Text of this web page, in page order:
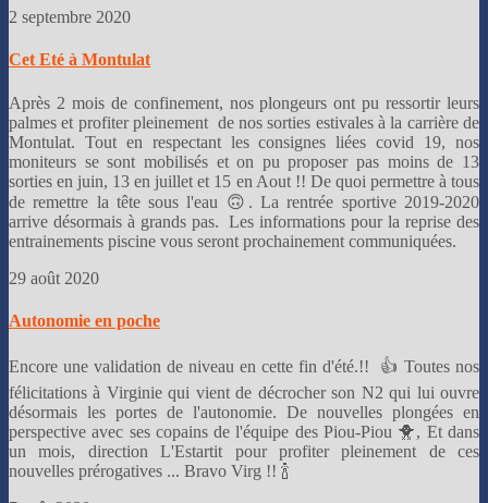
2 septembre 2020
Cet Eté à Montulat
Après 2 mois de confinement, nos plongeurs ont pu ressortir leurs
palmes et profiter pleinement de nos sorties estivales à la carrière de
Montulat. Tout en respectant les consignes liées covid 19, nos
moniteurs se sont mobilisés et on pu proposer pas moins de 13
sorties en juin, 13 en juillet et 15 en Aout !! De quoi permettre à tous
de remettre la tête sous l'eau 🙃. La rentrée sportive 2019-2020
arrive désormais à grands pas. Les informations pour la reprise des
entrainements piscine vous seront prochainement communiquées.
29 août 2020
Autonomie en poche
Encore une validation de niveau en cette fin d'été.!! 👍 Toutes nos
félicitations à Virginie qui vient de décrocher son N2 qui lui ouvre
désormais les portes de l'autonomie. De nouvelles plongées en
perspective avec ses copains de l'équipe des Piou-Piou 🐥, Et dans
un mois, direction L'Estartit pour profiter pleinement de ces
nouvelles prérogatives ... Bravo Virg !! 🍾